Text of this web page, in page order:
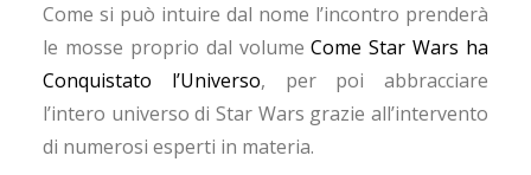
Come si può intuire dal nome l’incontro prenderà
le mosse proprio dal volumeCome Star Wars ha
Conquistato l’Universo, per poi abbracciare
l’intero universo di Star Wars grazie all’intervento
di numerosi esperti in materia.